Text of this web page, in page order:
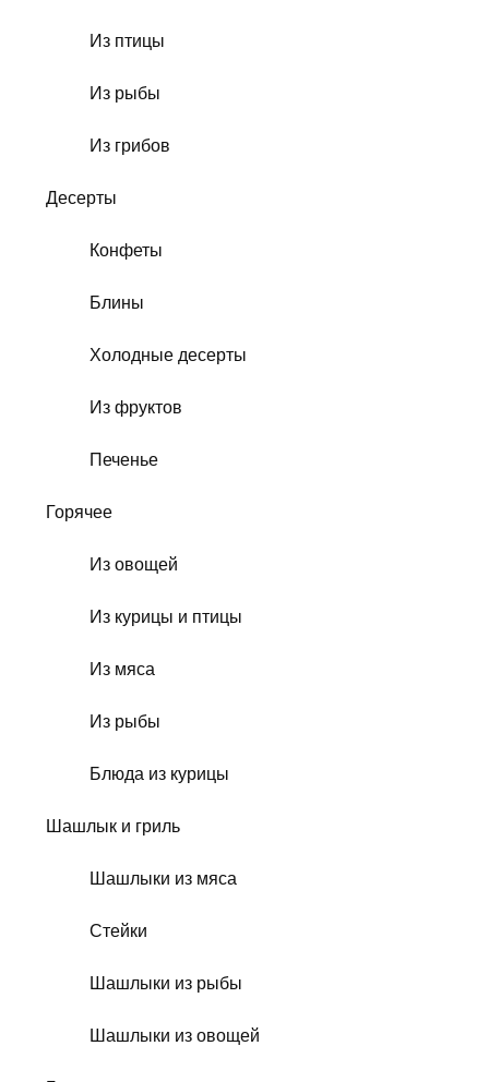
Из птицы
Из рыбы
Из грибов
Десерты
Конфеты
Блины
Холодные десерты
Из фруктов
Печенье
Горячее
Из овощей
Из курицы и птицы
Из мяса
Из рыбы
Блюда из курицы
Шашлык и гриль
Шашлыки из мяса
Стейки
Шашлыки из рыбы
Шашлыки из овощей